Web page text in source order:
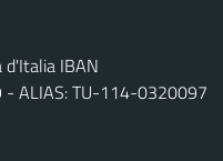
d'Italia IBAN
ALIAS: TU-114-0320097